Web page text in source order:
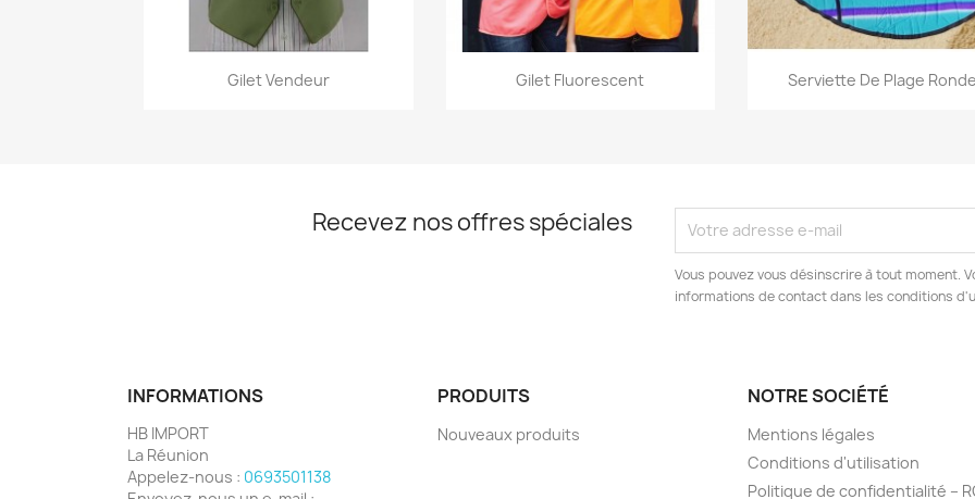
Aperçu rapide
Gilet Vendeur Aperçu rapide
Gilet Fluorescent Aperçu rapide
Serviette De Plage Ronde
Recevez nos offres spéciales
Vous pouvez vous désinscrire à tout moment.
informations de contact dans les conditions
INFORMATIONS
HB IMPORT
La Réunion
Appelez-nous : 0693501138
PRODUITS
Nouveaux produits
NOTRE SOCIÉTÉ
Mentions légales
Conditions d'utilisation
Politique de confidentialité –